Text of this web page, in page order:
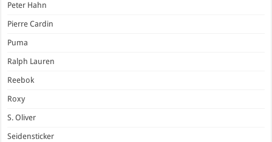
Peter Hahn
Pierre Cardin
Puma
Ralph Lauren
Reebok
Roxy
S. Oliver
Seidensticker